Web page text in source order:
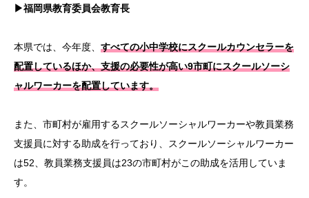
▶福岡県教育委員会教育長
本県では、今年度、 すべての小中学校にスクールカウンセラーを
配置しているほか、支援の必要性が高い9市町にスクールソーシ
ャルワーカーを配置しています。
また、市町村が雇用するスクールソーシャルワーカーや教員業務
支援員に対する助成を行っており、スクールソーシャルワーカー
は52、教員業務支援員は23の市町村がこの助成を活用していま
す。